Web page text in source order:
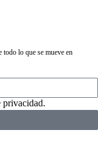
lo que se mueve en
privacidad.